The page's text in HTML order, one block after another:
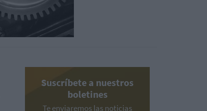
Suscríbete a nuestros
boletines
Te enviaremos las noticias